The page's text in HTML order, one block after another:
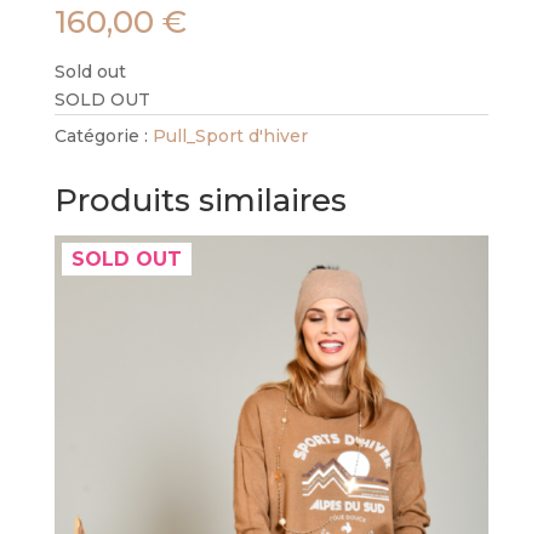
160,00 €
Sold out
SOLD OUT
Catégorie : Pull_Sport d'hiver
Produits similaires
SOLD OUT